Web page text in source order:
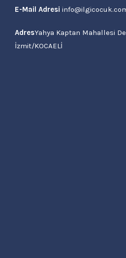
E-Mail Adresi
AdresYahya Kaptan Mahallesi
İzmit/KOCAELİ